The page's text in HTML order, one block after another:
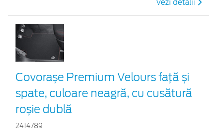
Vezi detalii
Covorașe Premium Velours față și
spate, culoare neagră, cu cusătură
roșie dublă
2414789